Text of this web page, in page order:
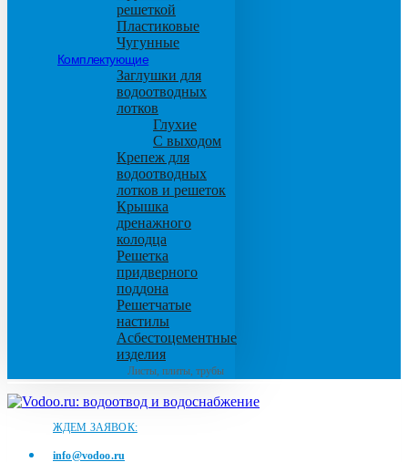
решеткой
Пластиковые
Чугунные
Комплектующие
Заглушки для
водоотводных
лотков
Глухие
С выходом
Крепеж для
водоотводных
лотков и решеток
Крышка
дренажного
колодца
Решетка
придверного
поддона
Решетчатые
настилы
Асбестоцементные
изделия
Листы, плиты, трубы
ЖДЕМ ЗАЯВОК:
info@vodoo.ru